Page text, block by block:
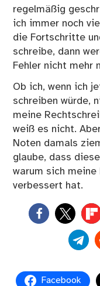
regelmäßig
ich immer noch
die Fortschritte
schreibe, dann
Fehler nicht mehr
Ob ich, wenn ich
schreiben würde,
meine
weiß es nicht.
Noten damals
glaube, dass
warum sich
verbessert hat.
Facebook